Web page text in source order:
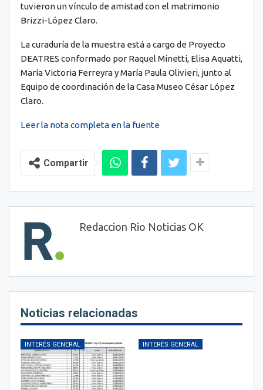
tuvieron un vínculo de amistad con el matrimonio
Brizzi-López Claro.
La curaduría de la muestra está a cargo de Proyecto
DEATRES conformado por Raquel Minetti, Elisa Aquatti,
María Victoria Ferreyra y María Paula Olivieri, junto al
Equipo de coordinación de la Casa Museo César López
Claro.
Leer la nota completa en la fuente
Compartir
Redaccion Rio Noticias OK
Noticias relacionadas
INTERÉS GENERAL INTERÉS GENERAL